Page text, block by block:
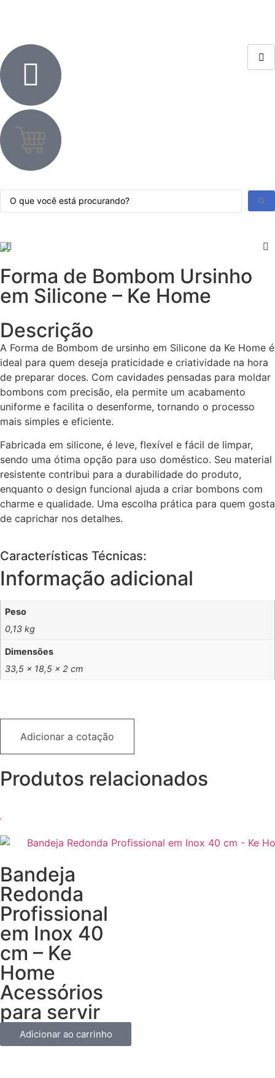
Forma de Bombom Ursinho
em Silicone – Ke Home
Descrição
A Forma de Bombom de ursinho em Silicone da Ke Home é
ideal para quem deseja praticidade e criatividade na hora
de preparar doces. Com cavidades pensadas para moldar
bombons com precisão, ela permite um acabamento
uniforme e facilita o desenforme, tornando o processo
mais simples e eficiente.
Fabricada em silicone, é leve, flexível e fácil de limpar,
sendo uma ótima opção para uso doméstico. Seu material
resistente contribui para a durabilidade do produto,
enquanto o design funcional ajuda a criar bombons com
charme e qualidade. Uma escolha prática para quem gosta
de caprichar nos detalhes.
Características Técnicas:
Informação adicional
Peso
0,13 kg
Dimensões
33,5 × 18,5 × 2 cm
Adicionar a cotação
Produtos relacionados
Bandeja
Redonda
Profissional
em Inox 40
cm – Ke
Home
Acessórios
para servir
Adicionar ao carrinho